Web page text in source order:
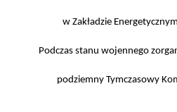
w Zakładzie
Podczas stanu wojennego
podziemny Tymczasowy